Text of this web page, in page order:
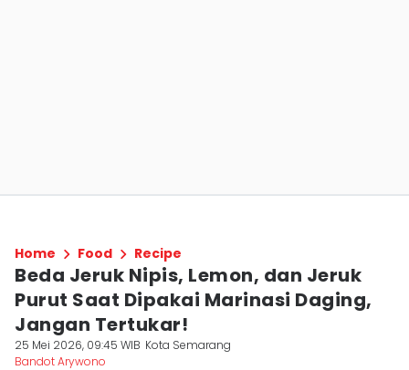
Home Food Recipe
Beda Jeruk Nipis, Lemon, dan Jeruk
Purut Saat Dipakai Marinasi Daging,
Jangan Tertukar!
25 Mei 2026, 09:45 WIB Kota Semarang
Bandot Arywono